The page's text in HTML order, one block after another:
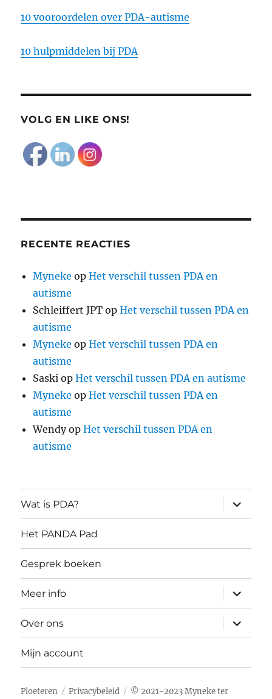
10 vooroordelen over PDA-autisme
10 hulpmiddelen bij PDA
VOLG EN LIKE ONS!
RECENTE REACTIES
Myneke opHet verschil tussen PDA en
autisme
Schleiffert JPT opHet verschil tussen PDA en
autisme
Myneke opHet verschil tussen PDA en
autisme
Saski opHet verschil tussen PDA en autisme
Myneke opHet verschil tussen PDA en
autisme
WendyopHet verschil tussen PDA en
autisme
Wat is PDA?
Het PANDA Pad
Gesprek boeken
Meer info
Over ons
Mijn account
Ploeteren Privacybeleid © 2021-2023 Myneke ter